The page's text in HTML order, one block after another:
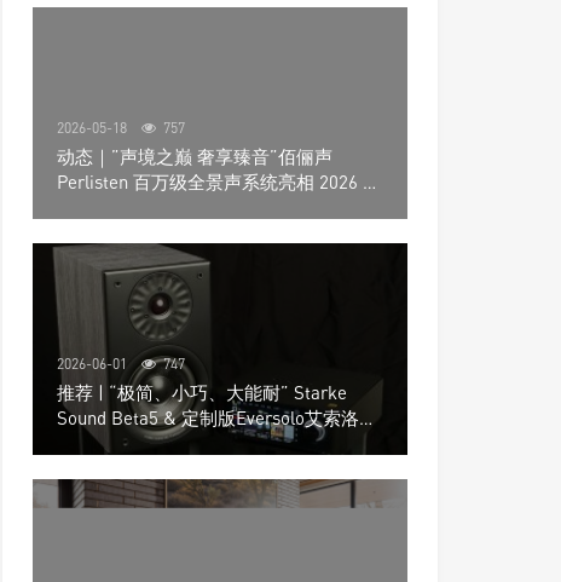
2026-05-18 757
动态｜”声境之巅 奢享臻音”佰俪声
Perlisten 百万级全景声系统亮相 2026 北
2026-06-01 747
推荐 | “极简、小巧、大能耐” Starke
Sound Beta5 & 定制版Eversolo艾索洛
Play音响组合